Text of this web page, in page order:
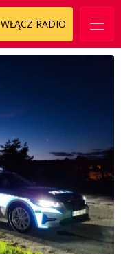
WŁĄCZ RADIO